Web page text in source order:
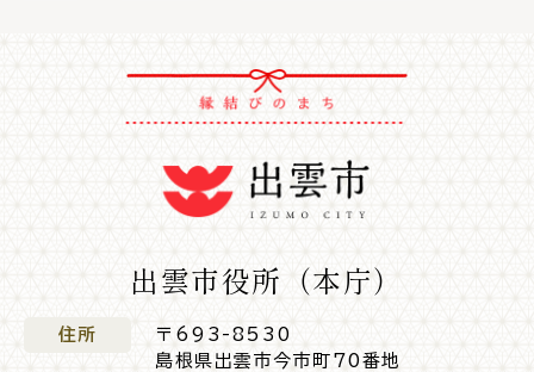
手続きガ
防災情報サイト
出雲市総合振興計画
出雲市役所（本庁）
住所
〒693-8530
島根県出雲市今市町70番地